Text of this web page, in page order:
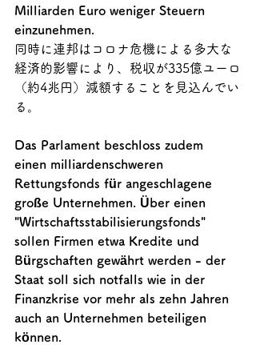
Milliarden Euro weniger Steuern
einzunehmen.
同時に連邦はコロナ危機による多大な
経済的影響により、税収が335億ユーロ
（約4兆円）減額することを見込んでい
る。
Das Parlament beschloss zudem
einen milliardenschweren
Rettungsfonds für angeschlagene
große Unternehmen. Über einen
"Wirtschaftsstabilisierungsfonds"
sollen Firmen etwa Kredite und
Bürgschaften gewährt werden - der
Staat soll sich notfalls wie in der
Finanzkrise vor mehr als zehn Jahren
auch an Unternehmen beteiligen
können.